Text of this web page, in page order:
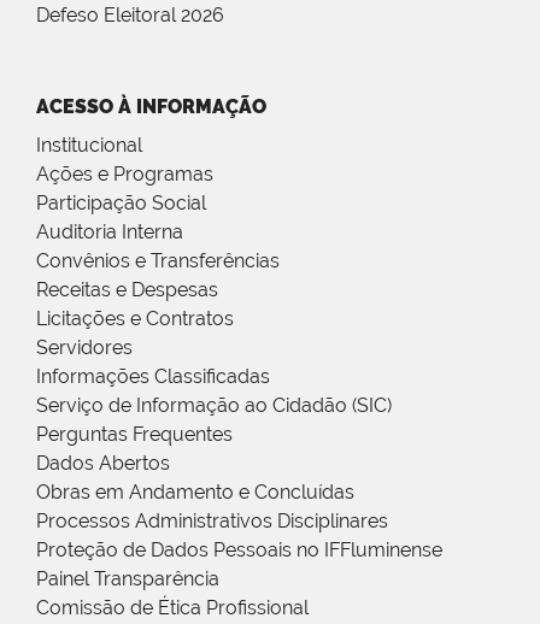
Defeso Eleitoral 2026
ACESSO À INFORMAÇÃO
Institucional
Ações e Programas
Participação Social
Auditoria Interna
Convênios e Transferências
Receitas e Despesas
Licitações e Contratos
Servidores
Informações Classificadas
Serviço de Informação ao Cidadão (SIC)
Perguntas Frequentes
Dados Abertos
Obras em Andamento e Concluídas
Processos Administrativos Disciplinares
Proteção de Dados Pessoais no IFFluminense
Painel Transparência
Comissão de Ética Profissional